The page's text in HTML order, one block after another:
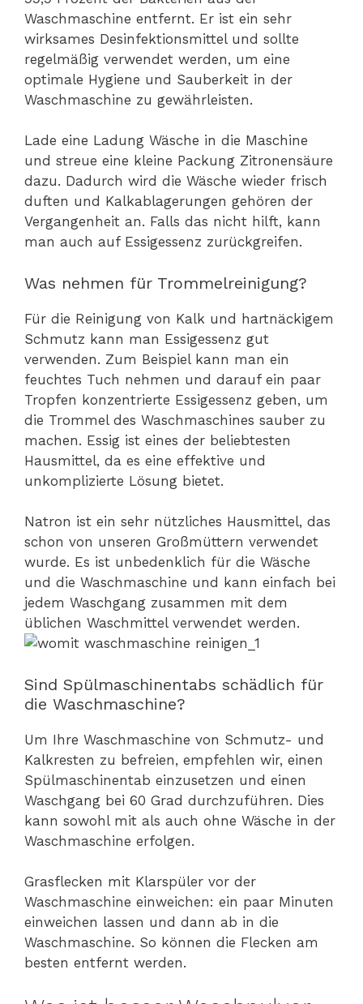
Waschmaschine entfernt. Er ist ein sehr
wirksames Desinfektionsmittel und sollte
regelmäßig verwendet werden, um eine
optimale Hygiene und Sauberkeit in der
Waschmaschine zu gewährleisten.
Lade eine Ladung Wäsche in die Maschine
und streue eine kleine Packung Zitronensäure
dazu. Dadurch wird die Wäsche wieder frisch
duften und Kalkablagerungen gehören der
Vergangenheit an. Falls das nicht hilft, kann
man auch auf Essigessenz zurückgreifen.
Was nehmen für Trommelreinigung?
Für die Reinigung von Kalk und hartnäckigem
Schmutz kann man Essigessenz gut
verwenden. Zum Beispiel kann man ein
feuchtes Tuch nehmen und darauf ein paar
Tropfen konzentrierte Essigessenz geben, um
die Trommel des Waschmaschines sauber zu
machen. Essig ist eines der beliebtesten
Hausmittel, da es eine effektive und
unkomplizierte Lösung bietet.
Natron ist ein sehr nützliches Hausmittel, das
schon von unseren Großmüttern verwendet
wurde. Es ist unbedenklich für die Wäsche
und die Waschmaschine und kann einfach bei
jedem Waschgang zusammen mit dem
üblichen Waschmittel verwendet werden.
Sind Spülmaschinentabs schädlich für
die Waschmaschine?
Um Ihre Waschmaschine von Schmutz- und
Kalkresten zu befreien, empfehlen wir, einen
Spülmaschinentab einzusetzen und einen
Waschgang bei 60 Grad durchzuführen. Dies
kann sowohl mit als auch ohne Wäsche in der
Waschmaschine erfolgen.
Grasflecken mit Klarspüler vor der
Waschmaschine einweichen: ein paar Minuten
einweichen lassen und dann ab in die
Waschmaschine. So können die Flecken am
besten entfernt werden.